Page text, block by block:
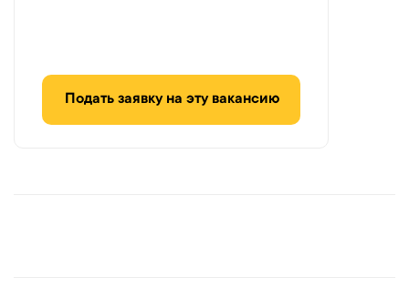
Подать заявку на эту вакансию